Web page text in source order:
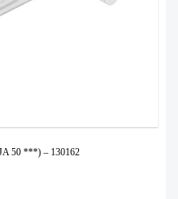
50 ***) – 130162